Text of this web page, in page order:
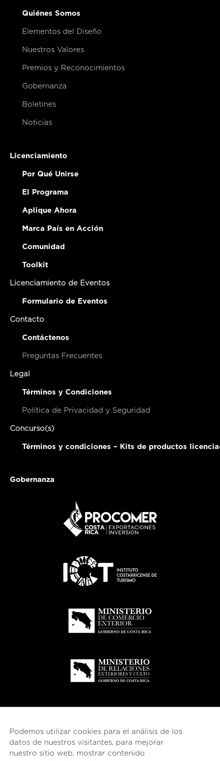
Quiénes Somos
Elementos del Diseño
Nuestros Valores
Premios y Reconocimientos
Gobernanza
Boletines
Noticias
Licenciamiento
Por Qué Unirse
El Programa
Aplique Ahora
Marca País en Acción
Comunidad
Toolkit
Licenciamiento de Eventos
Formulario de Eventos
Contacto
Contáctenos
Preguntas Frecuentes
Legal
Términos y Condiciones
Política de Privacidad y Seguridad
Concurso(s)
Términos y condiciones – Kits de productos
Gobernanza
Podemos utilizar cookies para el análisis de los
datos de nuestros visitantes, para mejorar
nuestro sitio web, mostrar contenido